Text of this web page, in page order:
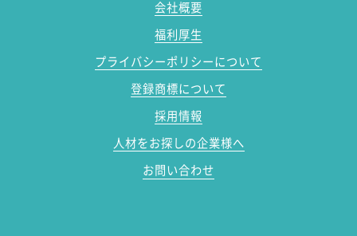
会社概要
福利厚生
プライバシーポリシーについて
登録商標について
採用情報
人材をお探しの企業様へ
お問い合わせ